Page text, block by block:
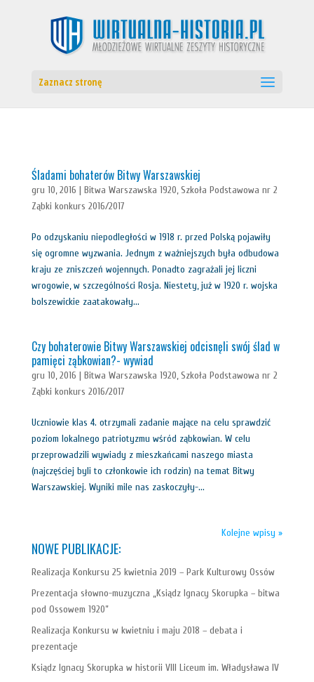
Zaznacz stronę
Śladami bohaterów Bitwy Warszawskiej
gru 10, 2016 | Bitwa Warszawska 1920,Szkoła Podstawowa nr 2
Ząbki konkurs 2016/2017
Po odzyskaniu niepodległości w 1918 r. przed Polską pojawiły
się ogromne wyzwania. Jednym z ważniejszych była odbudowa
kraju ze zniszczeń wojennych. Ponadto zagrażali jej liczni
wrogowie, w szczególności Rosja. Niestety, już w 1920 r. wojska
bolszewickie zaatakowały...
Czy bohaterowie Bitwy Warszawskiej odcisnęli swój ślad w
pamięci ząbkowian?- wywiad
gru 10, 2016 | Bitwa Warszawska 1920,Szkoła Podstawowa nr 2
Ząbki konkurs 2016/2017
Uczniowie klas 4. otrzymali zadanie mające na celu sprawdzić
poziom lokalnego patriotyzmu wśród ząbkowian. W celu
przeprowadzili wywiady z mieszkańcami naszego miasta
(najczęściej byli to członkowie ich rodzin) na temat Bitwy
Warszawskiej. Wyniki mile nas zaskoczyły-...
Kolejne wpisy »
NOWE PUBLIKACJE:
Realizacja Konkursu 25 kwietnia 2019 – Park Kulturowy Ossów
Prezentacja słowno-muzyczna „Ksiądz Ignacy Skorupka – bitwa
pod Ossowem 1920”
Realizacja Konkursu w kwietniu i maju 2018 – debata i
prezentacje
Ksiądz Ignacy Skorupka w historii VIII Liceum im. Władysława IV